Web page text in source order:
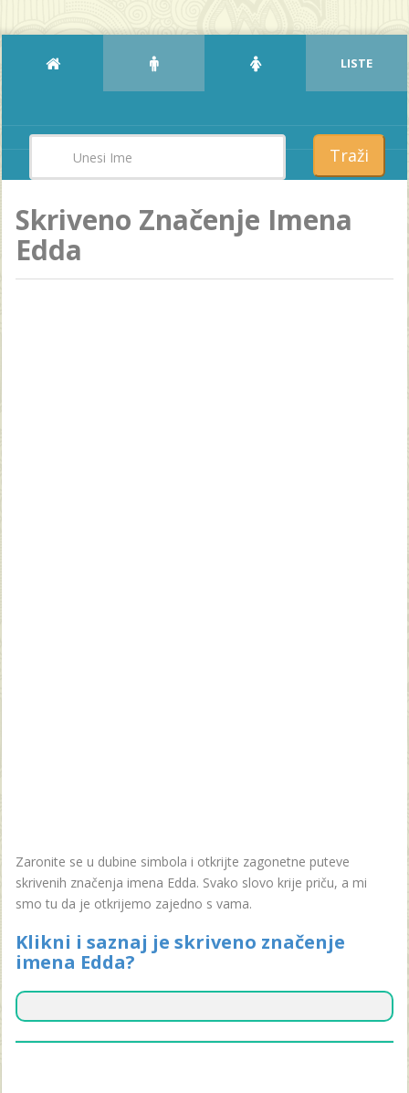
LISTE
Traži
Skriveno Značenje Imena
Edda
Zaronite se u dubine simbola i otkrijte zagonetne puteve
skrivenih značenja imena Edda. Svako slovo krije priču, a mi
smo tu da je otkrijemo zajedno s vama.
Klikni i saznaj je skriveno značenje
imena Edda?